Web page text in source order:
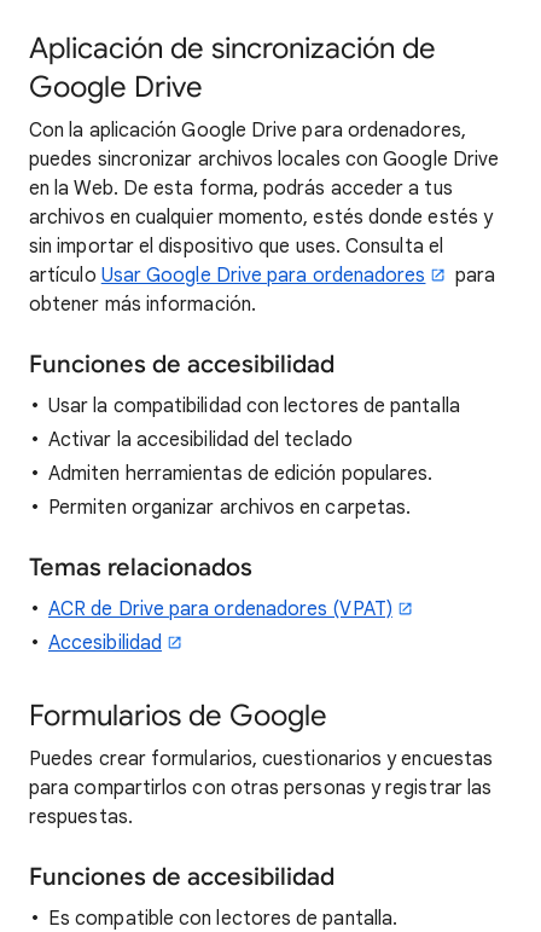
Aplicación de sincronización de
Google Drive
Con la aplicación Google Drive para ordenadores,
puedes sincronizar archivos locales con Google Drive
en la Web. De esta forma, podrás acceder a tus
archivos en cualquier momento, estés donde estés y
sin importar el dispositivo que uses. Consulta el
artículo Usar Google Drive para ordenadores
para
obtener más información.
Funciones de accesibilidad
Usar la compatibilidad con lectores de pantalla
Activar la accesibilidad del teclado
Admiten herramientas de edición populares.
Permiten organizar archivos en carpetas.
Temas relacionados
ACR de Drive para ordenadores (VPAT)
Accesibilidad
Formularios de Google
Puedes crear formularios, cuestionarios y encuestas
para compartirlos con otras personas y registrar las
respuestas.
Funciones de accesibilidad
Es compatible con lectores de pantalla.